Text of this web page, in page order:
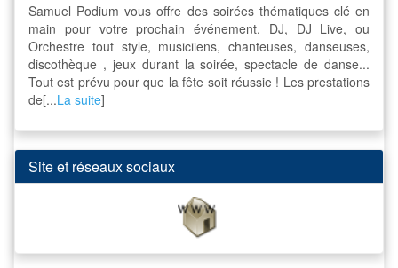
Samuel Podium vous offre des soirées thématiques clé en
main pour votre prochain événement. DJ, DJ Live, ou
Orchestre tout style, musiciiens, chanteuses, danseuses,
discothèque , jeux durant la soirée, spectacle de danse...
Tout est prévu pour que la fête soit réussie ! Les prestations
de[...La suite]
Site et réseaux sociaux